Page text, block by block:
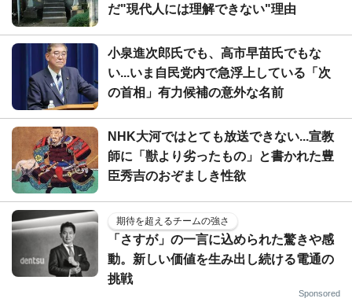
だ"現代人には理解できない"理由
小泉進次郎氏でも、高市早苗氏でもな
い...いま自民党内で急浮上している「次
の首相」有力候補の意外な名前
NHK大河ではとても放送できない...宣教
師に「獣より劣ったもの」と書かれた豊
臣秀吉のおぞましき性欲
期待を超えるチームの強さ
「さすが」の一言に込められた驚きや感
動。新しい価値を生み出し続ける電通の
挑戦
Sponsored